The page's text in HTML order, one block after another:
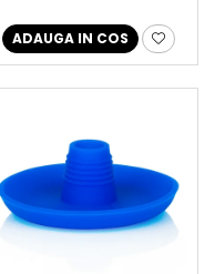
ADAUGA IN COS